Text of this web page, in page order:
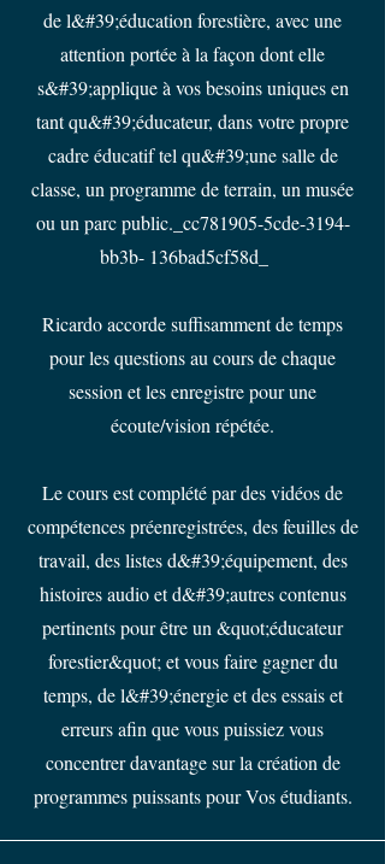
de l&#39;éducation forestière, avec une
attention portée à la façon dont elle
s&#39;applique à vos besoins uniques en
tant qu&#39;éducateur, dans votre propre
cadre éducatif tel qu&#39;une salle de
classe, un programme de terrain, un musée
ou un parc public._cc781905-5cde-3194-
bb3b- 136bad5cf58d_
Ricardo accorde suffisamment de temps
pour les questions au cours de chaque
session et les enregistre pour une
écoute/vision répétée.
Le cours est complété par des vidéos de
compétences préenregistrées, des feuilles de
travail, des listes d&#39;équipement, des
histoires audio et d&#39;autres contenus
pertinents pour être un &quot;éducateur
forestier&quot; et vous faire gagner du
temps, de l&#39;énergie et des essais et
erreurs afin que vous puissiez vous
concentrer davantage sur la création de
programmes puissants pour Vos étudiants.